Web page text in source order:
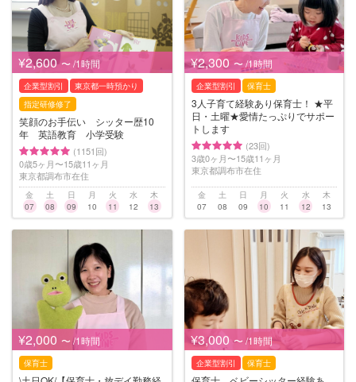
¥2,600 〜 /1時間
企業型割引
東京都一時預かり
指定研修修了
笑顔のお手伝い シッター歴10
年 英語教育 小学受験
(1151回)
0歳5ヶ月〜15歳11ヶ月
東京都調布市在住
金
07
土
08
日
09
月
10
火
11
水
12
木
13
¥2,300 〜 /1時間
企業型割引 保育士
3人子育て経験あり保育士！ ★平
日・土曜★愛情たっぷりでサポー
トします
(23回)
3歳0ヶ月〜15歳11ヶ月
東京都調布市在住
金
07
土
08
日
09
月
10
火
11
水
12
木
13
¥2,000 〜 /1時間
保育士
¥3,000 〜 /1時間
企業型割引 保育士